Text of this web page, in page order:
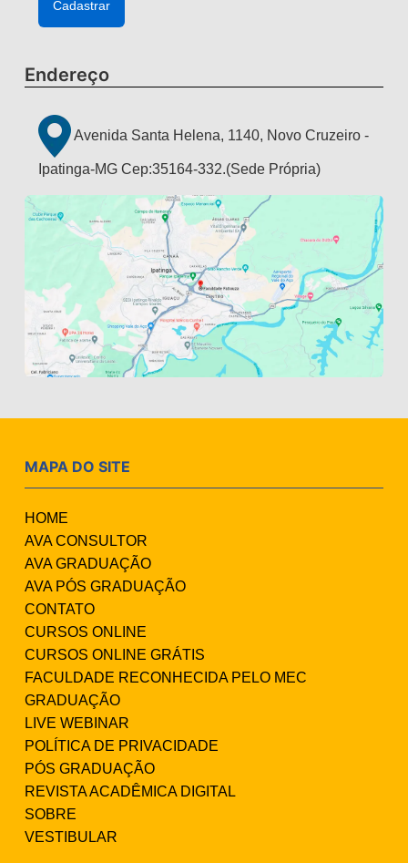
Endereço
Avenida Santa Helena, 1140, Novo Cruzeiro -
Ipatinga-MG Cep:35164-332.(Sede Própria)
MAPA DO SITE
HOME
AVA CONSULTOR
AVA GRADUAÇÃO
AVA PÓS GRADUAÇÃO
CONTATO
CURSOS ONLINE
CURSOS ONLINE GRÁTIS
FACULDADE RECONHECIDA PELO MEC
GRADUAÇÃO
LIVE WEBINAR
POLÍTICA DE PRIVACIDADE
PÓS GRADUAÇÃO
REVISTA ACADÊMICA DIGITAL
SOBRE
VESTIBULAR